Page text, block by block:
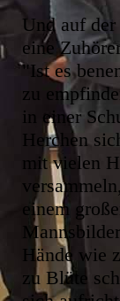
Und auf
eine
"Ist es
zu
in einer
Herchen
mit vielen
einem
Hände wie
zu Blüte